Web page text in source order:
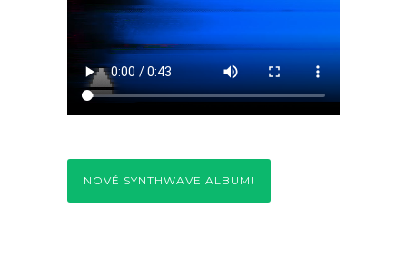
NOVÉ SYNTHWAVE ALBUM!